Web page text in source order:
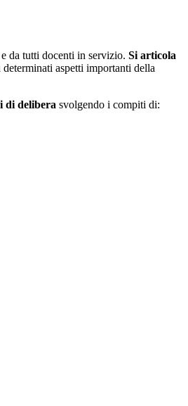
da tutti docenti in servizio. Si articola
aspetti importanti della
di delibera svolgendo i compiti di: